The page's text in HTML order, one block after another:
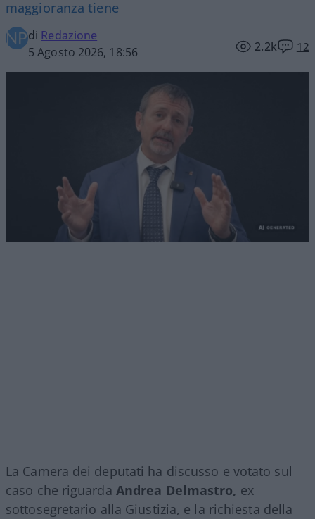
maggioranza tiene
di Redazione
5 Agosto 2026, 18:56
2.2k 12
La Camera dei deputati ha discusso e votato sul
caso che riguarda Andrea Delmastro, ex
sottosegretario alla Giustizia, e la richiesta della